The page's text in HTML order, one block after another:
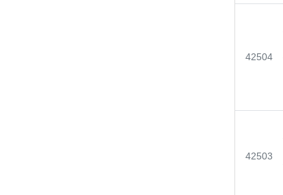
번호
42504
번호
42503